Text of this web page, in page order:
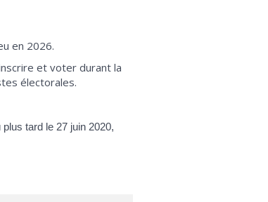
en 2026.
et voter durant la
électorales.
tard le 27 juin 2020,